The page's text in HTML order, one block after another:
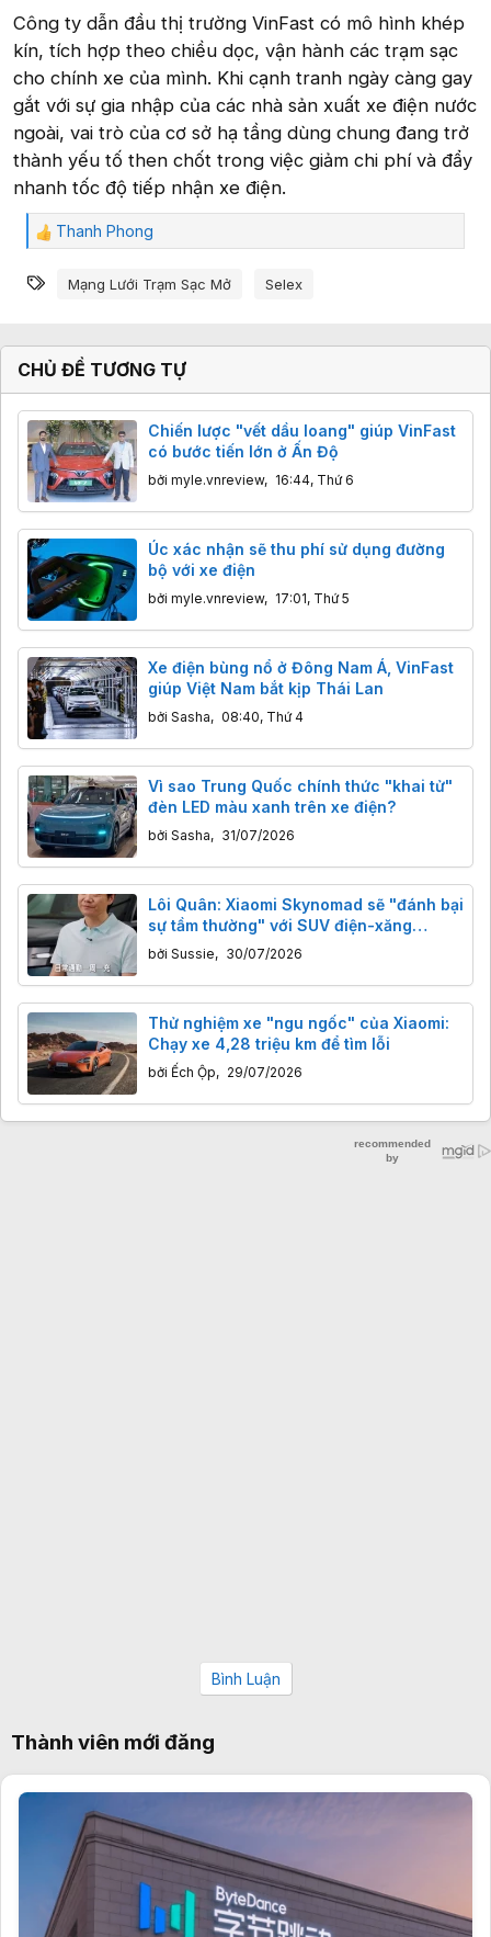
Công ty dẫn đầu thị trường VinFast có mô hình khép
kín, tích hợp theo chiều dọc, vận hành các trạm sạc
cho chính xe của mình. Khi cạnh tranh ngày càng gay
gắt với sự gia nhập của các nhà sản xuất xe điện nước
ngoài, vai trò của cơ sở hạ tầng dùng chung đang trở
thành yếu tố then chốt trong việc giảm chi phí và đẩy
nhanh tốc độ tiếp nhận xe điện.
C
m
c
:
Thanh Phong
Từ khóa
Mạng Lưới Trạm Sạc Mở Selex
CHỦ ĐỀ TƯƠNG TỰ
Chiến lược "vết dầu loang" giúp VinFast
có bước tiến lớn ở Ấn Độ
bởi myle.vnreview, 16:44, Thứ 6
Úc xác nhận sẽ thu phí sử dụng đường
bộ với xe điện
bởi myle.vnreview, 17:01, Thứ 5
Xe điện bùng nổ ở Đông Nam Á, VinFast
giúp Việt Nam bắt kịp Thái Lan
bởi Sasha, 08:40, Thứ 4
Vì sao Trung Quốc chính thức "khai tử"
đèn LED màu xanh trên xe điện?
bởi Sasha, 31/07/2026
Lôi Quân: Xiaomi Skynomad sẽ "đánh bại
sự tầm thường" với SUV điện-xăng
505km, xăng chỉ 5.7L/100km
bởi Sussie, 30/07/2026
Thử nghiệm xe "ngu ngốc" của Xiaomi:
Chạy xe 4,28 triệu km để tìm lỗi
bởi Ếch Ộp, 29/07/2026
Bình Luận
Thành viên mới đăng